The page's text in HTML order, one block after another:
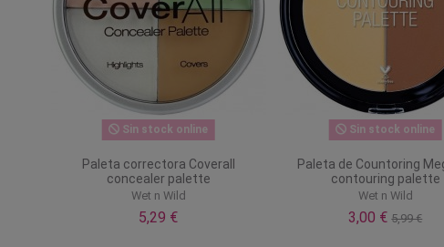
Sin stock online
Paleta correctora Coverall
concealer palette
Wet n Wild
5,29 €
Sin stock online
Paleta de Countoring
contouring palette
Wet n Wild
3,00 €5,99 €